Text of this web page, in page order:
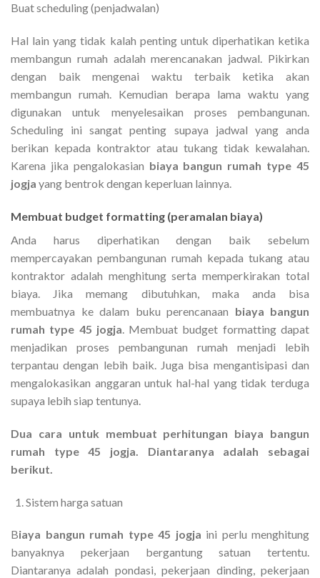
Buat scheduling (penjadwalan)
Hal lain yang tidak kalah penting untuk diperhatikan ketika
membangun rumah adalah merencanakan jadwal. Pikirkan
dengan baik mengenai waktu terbaik ketika akan
membangun rumah. Kemudian berapa lama waktu yang
digunakan untuk menyelesaikan proses pembangunan.
Scheduling ini sangat penting supaya jadwal yang anda
berikan kepada kontraktor atau tukang tidak kewalahan.
Karena jika pengalokasian biaya bangun rumah type 45
jogja yang bentrok dengan keperluan lainnya.
Membuat budget formatting (peramalan biaya)
Anda harus diperhatikan dengan baik sebelum
mempercayakan pembangunan rumah kepada tukang atau
kontraktor adalah menghitung serta memperkirakan total
biaya. Jika memang dibutuhkan, maka anda bisa
membuatnya ke dalam buku perencanaan biaya bangun
rumah type 45 jogja. Membuat budget formatting dapat
menjadikan proses pembangunan rumah menjadi lebih
terpantau dengan lebih baik. Juga bisa mengantisipasi dan
mengalokasikan anggaran untuk hal-hal yang tidak terduga
supaya lebih siap tentunya.
Dua cara untuk membuat perhitungan biaya bangun
rumah type 45 jogja. Diantaranya adalah sebagai
berikut.
Sistem harga satuan
Biaya bangun rumah type 45 jogja ini perlu menghitung
banyaknya pekerjaan bergantung satuan tertentu.
Diantaranya adalah pondasi, pekerjaan dinding, pekerjaan